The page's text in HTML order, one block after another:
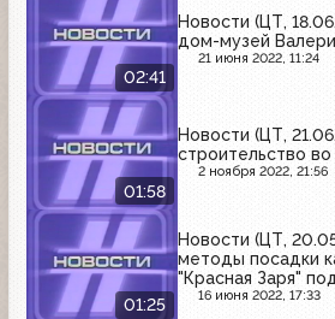
02:41
Новости (ЦТ,
дом-музей
21 июня 2022, 11:24
01:58
Новости (ЦТ,
строительство
2 ноября 2022, 21:56
01:25
Новости (ЦТ,
методы посадки
"Красная Заря"
16 июня 2022, 17:33